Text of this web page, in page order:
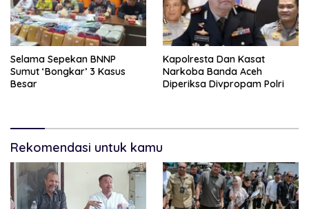
Selama Sepekan BNNP
Sumut ‘Bongkar’ 3 Kasus
Besar
Kapolresta Dan Kasat
Narkoba Banda Aceh
Diperiksa Divpropam Polri
Rekomendasi untuk kamu